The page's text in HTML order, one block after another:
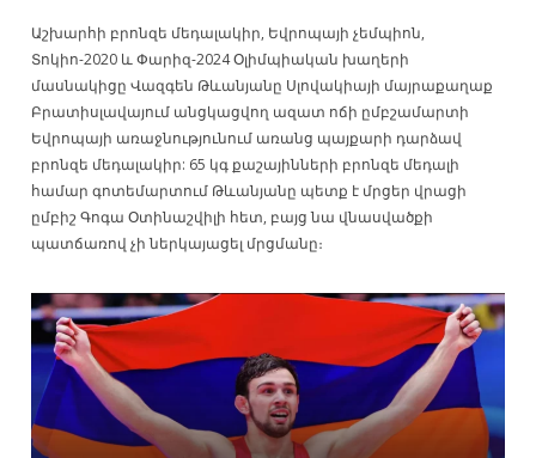
Աշխարհի բրոնզե մեդալակիր, Եվրոպայի չեմպիոն,
Տոկիո-2020 և Փարիզ-2024 Օլիմպիական խաղերի
մասնակիցը Վազգեն Թևանյանը Սլովակիայի մայրաքաղաք
Բրատիսլավայում անցկացվող ազատ ոճի ըմբշամարտի
Եվրոպայի առաջնությունում առանց պայքարի դարձավ
բրոնզե մեդալակիր: 65 կգ քաշայինների բրոնզե մեդալի
համար գոտեմարտում Թևանյանը պետք է մրցեր վրացի
ըմբիշ Գոգա Օտինաշվիլի հետ, բայց նա վնասվածքի
պատճառով չի ներկայացել մրցմանը։